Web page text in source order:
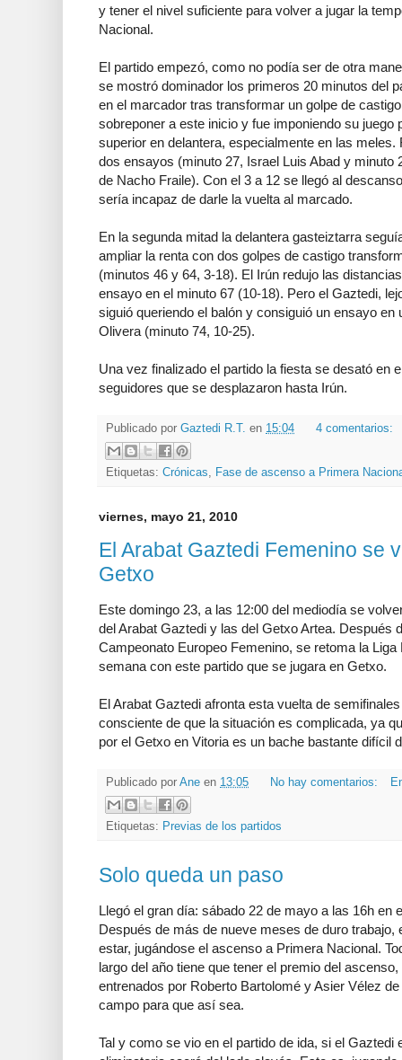
y tener el nivel suficiente para volver a jugar la
Nacional.
El partido empezó, como no podía ser de otra
se mostró dominador los primeros 20 minutos del
en el marcador tras transformar un golpe de
sobreponer a este inicio y fue imponiendo su
superior en delantera, especialmente en las
dos ensayos (minuto 27, Israel Luis Abad y minuto
de Nacho Fraile). Con el 3 a 12 se llegó al
sería incapaz de darle la vuelta al marcado.
En la segunda mitad la delantera gasteiztarra
ampliar la renta con dos golpes de castigo
(minutos 46 y 64, 3-18). El Irún redujo las
ensayo en el minuto 67 (10-18). Pero el Gaztedi,
siguió queriendo el balón y consiguió un ensayo en
Olivera (minuto 74, 10-25).
Una vez finalizado el partido la fiesta se desató en
seguidores que se desplazaron hasta Irún.
Publicado por Gaztedi R.T. en 15:04 4 comentarios:
Etiquetas: Crónicas Fase de ascenso a Primera
viernes, mayo 21, 2010
El Arabat Gaztedi Femenino se
Getxo
Este domingo 23, a las 12:00 del mediodía se
del Arabat Gaztedi y las del Getxo Artea. Después
Campeonato Europeo Femenino, se retoma la
semana con este partido que se jugara en Getxo.
El Arabat Gaztedi afronta esta vuelta de
consciente de que la situación es complicada, ya
por el Getxo en Vitoria es un bache bastante difícil
Publicado por Ane en 13:05 No hay comentarios:
Etiquetas: Previas de los partidos
Solo queda un paso
Llegó el gran día: sábado 22 de mayo a las 16h en
Después de más de nueve meses de duro trabajo,
estar, jugándose el ascenso a Primera Nacional.
largo del año tiene que tener el premio del
entrenados por Roberto Bartolomé y Asier Vélez
campo para que así sea.
Tal y como se vio en el partido de ida, si el Gaztedi